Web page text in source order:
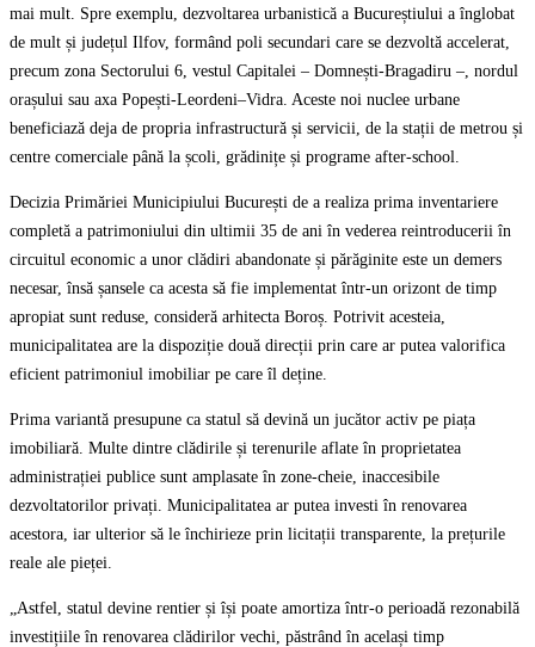
mai mult. Spre exemplu, dezvoltarea urbanistică a Bucureștiului a înglobat
de mult și județul Ilfov, formând poli secundari care se dezvoltă accelerat,
precum zona Sectorului 6, vestul Capitalei – Domnești-Bragadiru –, nordul
orașului sau axa Popești-Leordeni–Vidra. Aceste noi nuclee urbane
beneficiază deja de propria infrastructură și servicii, de la stații de metrou și
centre comerciale până la școli, grădinițe și programe after-school.
Decizia Primăriei Municipiului București de a realiza prima inventariere
completă a patrimoniului din ultimii 35 de ani în vederea reintroducerii în
circuitul economic a unor clădiri abandonate și părăginite este un demers
necesar, însă șansele ca acesta să fie implementat într-un orizont de timp
apropiat sunt reduse, consideră arhitecta Boroș. Potrivit acesteia,
municipalitatea are la dispoziție două direcții prin care ar putea valorifica
eficient patrimoniul imobiliar pe care îl deține.
Prima variantă presupune ca statul să devină un jucător activ pe piața
imobiliară. Multe dintre clădirile și terenurile aflate în proprietatea
administrației publice sunt amplasate în zone-cheie, inaccesibile
dezvoltatorilor privați. Municipalitatea ar putea investi în renovarea
acestora, iar ulterior să le închirieze prin licitații transparente, la prețurile
reale ale pieței.
„Astfel, statul devine rentier și își poate amortiza într-o perioadă rezonabilă
investițiile în renovarea clădirilor vechi, păstrând în același timp